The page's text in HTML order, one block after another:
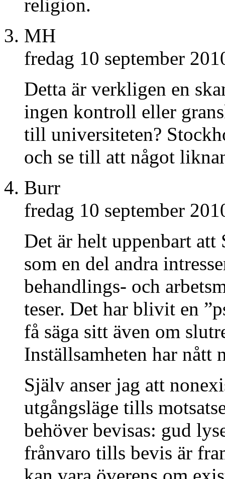
religion.
MH
fredag 10 september
Detta är verkligen en
ingen kontroll eller
till universiteten?
och se till att något
Burr
fredag 10 september
Det är helt uppenbart
som en del andra
behandlings- och
teser. Det har blivit en
få säga sitt även om
Inställsamheten har nått
Själv anser jag att
utgångsläge tills
behöver bevisas: gud
frånvaro tills bevis är